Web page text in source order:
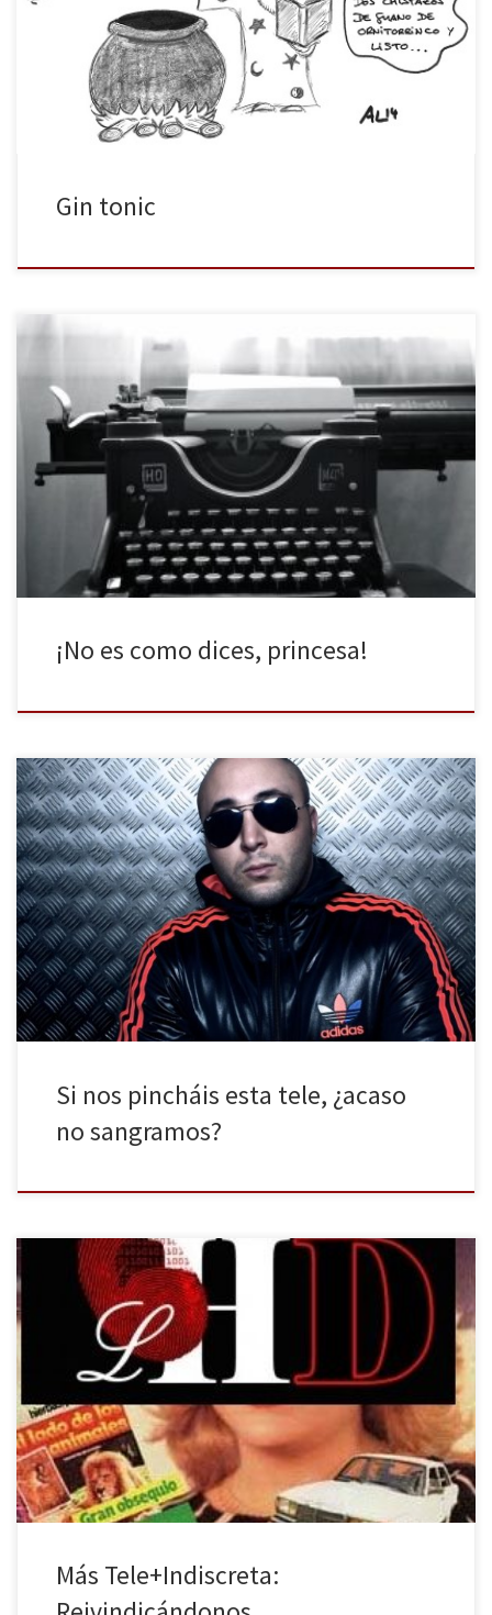
parecidos a ensaladas que a bebidas; hay quien afirma que si no
lo has probado con cuerno de unicornio rallado, no entiendes ni
de ginebra ni de tónica. También hay quien cree […]
Gin tonic
No sucedió como te contaron aquella tarde. Mientras tú creías que
era un ser sucio y despreciable yo tan sólo me detenía para
mirarte. Mientras tú corrías por despecho tras brazos ajenos yo
pensaba en esos, nuestros días fugaces. Esos mismos donde tú,
bajo las estrellas, creías ser mi propia […]
¡No es como dices, princesa!
Telecinco estrenó esta semana el mini documental sobre la vida
laboral de Paquirrín, el primogénito de la Pantoja, y España entera
pudo asistir a la debacle de un mito musical y televisivo.
Analizamos en La Huella Digital este reportaje que marcará un
antes y un después en la historia de […]
Si nos pincháis esta tele, ¿acaso
no sangramos?
Estamos en Verano y es costumbre que en la televisión nos
endosen repeticiones: que si los mejores momentos de El
Intermedio, que si las cadenas «estrenan» series como Rehenes,
las nuevas temporadas de Arrow, The Following, The Walking
Dead…que de estrenos no tienen nada porque estamos hartos
de verlas en la […]
Más Tele+Indiscreta: